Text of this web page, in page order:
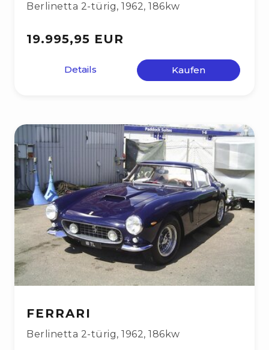
Berlinetta 2-türig, 1962, 186kw
19.995,95 EUR
Details Kaufen
FERRARI
Berlinetta 2-türig, 1962, 186kw